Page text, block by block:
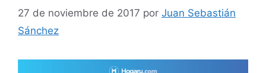
27 de noviembre de 2017 por Juan Sebastián
Sánchez